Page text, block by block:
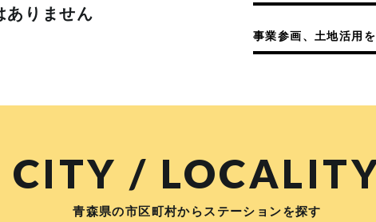
ありません
事業参画、土地活用
CITY /
青森県の市区町村からステーションを探す